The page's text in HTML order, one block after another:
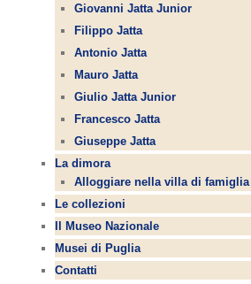
Giovanni Jatta Junior
Filippo Jatta
Antonio Jatta
Mauro Jatta
Giulio Jatta Junior
Francesco Jatta
Giuseppe Jatta
La dimora
Alloggiare nella villa di famiglia
Le collezioni
Il Museo Nazionale
Musei di Puglia
Contatti